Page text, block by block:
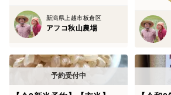
だからと言って、「農薬は悪だ！」
やっぱり、使えば栽培は楽になりま
また、
新潟県上越市板倉区
アフコ秋山農場